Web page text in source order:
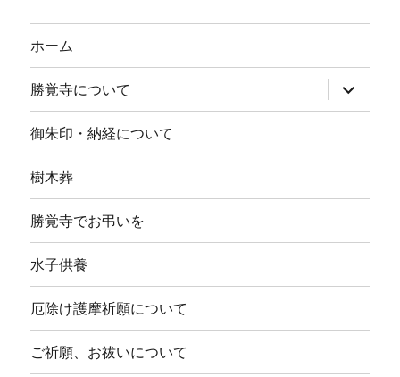
ホーム
勝覚寺について サ
ブ
メ
ー
開
御朱印・納経について
樹木葬
勝覚寺でお弔いを
水子供養
厄除け護摩祈願について
ご祈願、お祓いについて